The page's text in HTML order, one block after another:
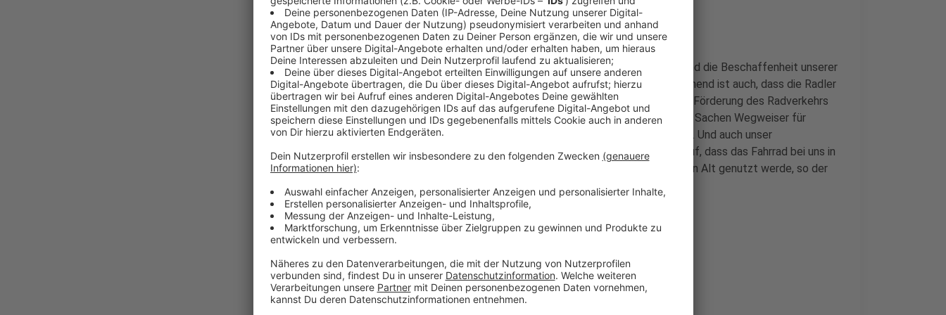
Anzeige
Im Vergleich mit anderen Städten lässt vor allem die Reinigung und die Beschaffenheit unserer
Radwege zu wünschen übrig, so das Ergebnis des Tests. Beschämend ist auch, dass die Radler
der Stadt attestieren, dass gerade in der letzten Zeit sehr wenig Förderung des Radverkehrs
stattgefunden habe. Doch es gibt auch Positives zu berichten: In Sachen Wegweiser für
Radfahrer liegt Leverkusen vor anderen Städten derselben Größe. Und auch unser
Fahrradverleihsystem wird ausdrücklich gelobt. Außerdem falle auf, dass das Fahrrad bei uns in
der Stadt ein Verkehrsmittel ist, das sowohl von Jung als auch von Alt genutzt werde, so der
Test.
Die vollständigen Ergebnisse findet ihr hier
Anzeige
Weitere Meldungen aus Leverkusen
Anzeige